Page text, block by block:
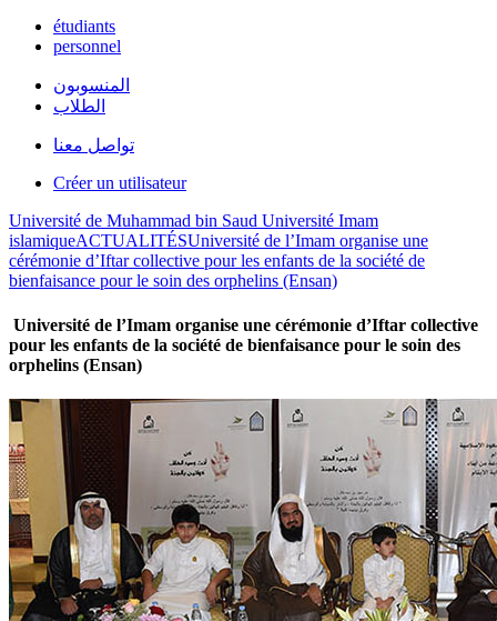
étudiants
personnel
المنسوبون
الطلاب
تواصل معنا
Créer un utilisateur
Université de Muhammad bin Saud Université Imam
islamiqueACTUALITÉSUniversité de l’Imam organise une
cérémonie d’Iftar collective pour les enfants de la société de
bienfaisance pour le soin des orphelins (Ensan)
Université de l’Imam organise une cérémonie d’Iftar collective
pour les enfants de la société de bienfaisance pour le soin des
orphelins (Ensan)